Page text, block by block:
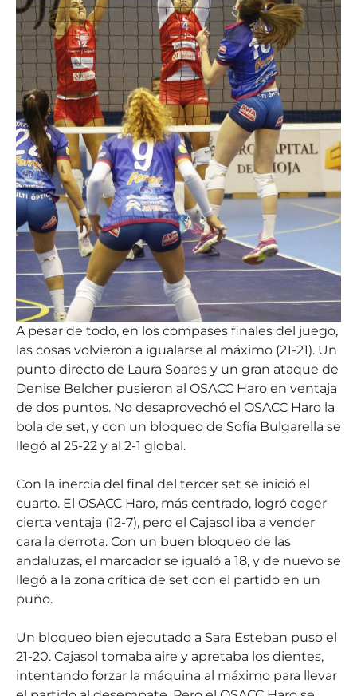
A pesar de todo, en los compases finales del juego,
las cosas volvieron a igualarse al máximo (21-21). Un
punto directo de Laura Soares y un gran ataque de
Denise Belcher pusieron al OSACC Haro en ventaja
de dos puntos. No desaprovechó el OSACC Haro la
bola de set, y con un bloqueo de Sofía Bulgarella se
llegó al 25-22 y al 2-1 global.
Con la inercia del final del tercer set se inició el
cuarto. El OSACC Haro, más centrado, logró coger
cierta ventaja (12-7), pero el Cajasol iba a vender
cara la derrota. Con un buen bloqueo de las
andaluzas, el marcador se igualó a 18, y de nuevo se
llegó a la zona crítica de set con el partido en un
puño.
Un bloqueo bien ejecutado a Sara Esteban puso el
21-20. Cajasol tomaba aire y apretaba los dientes,
intentando forzar la máquina al máximo para llevar